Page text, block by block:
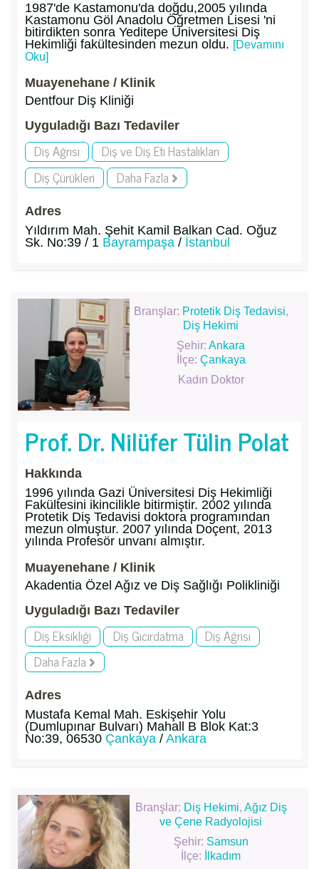
1987'de Kastamonu'da doğdu,2005 yılında
Kastamonu Göl Anadolu Öğretmen Lisesi 'ni
bitirdikten sonra Yeditepe Üniversitesi Diş
Hekimliği fakültesinden mezun oldu. [Devamını
Oku]
Muayenehane / Klinik
Dentfour Diş Kliniği
Uyguladığı Bazı Tedaviler
Diş Ağrısı
Diş ve Diş Eti Hastalıkları
Diş Çürükleri
Daha Fazla
Adres
Yıldırım Mah. Şehit Kamil Balkan Cad. Oğuz
Sk. No:39 / 1 Bayrampaşa / İstanbul
Branşlar: Protetik Diş Tedavisi,
Diş Hekimi
Şehir:Ankara
İlçe: Çankaya
Kadın Doktor
Prof. Dr. Nilüfer Tülin Polat
Hakkında
1996 yılında Gazi Üniversitesi Diş Hekimliği
Fakültesini ikincilikle bitirmiştir. 2002 yılında
Protetik Diş Tedavisi doktora programından
mezun olmuştur. 2007 yılında Doçent, 2013
yılında Profesör unvanı almıştır.
Muayenehane / Klinik
Akadentia Özel Ağız ve Diş Sağlığı Polikliniği
Uyguladığı Bazı Tedaviler
Diş Eksikliği Diş Gıcırdatma
Diş Ağrısı
Daha Fazla
Adres
Mustafa Kemal Mah. Eskişehir Yolu
(Dumlupınar Bulvarı) Mahall B Blok Kat:3
No:39, 06530 Çankaya / Ankara
Branşlar: Diş Hekimi, Ağız Diş
ve Çene Radyolojisi
Şehir: Samsun
İlçe:
İlkadım